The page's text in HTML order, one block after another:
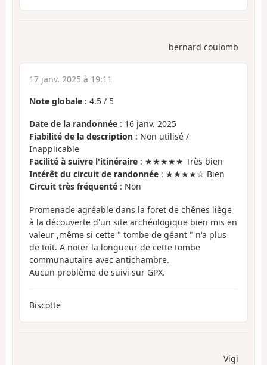
bernard coulomb
17 janv. 2025 à 19:11
Note globale : 4.5 / 5
Date de la randonnée : 16 janv. 2025
Fiabilité de la description : Non utilisé /
Inapplicable
Facilité à suivre l'itinéraire : ★★★★★ Très bien
Intérêt du circuit de randonnée : ★★★★☆ Bien
Circuit très fréquenté : Non
Promenade agréable dans la foret de chênes liège
à la découverte d'un site archéologique bien mis en
valeur ,même si cette " tombe de géant " n'a plus
de toit. A noter la longueur de cette tombe
communautaire avec antichambre.
Aucun problème de suivi sur GPX.
Biscotte
Vigi